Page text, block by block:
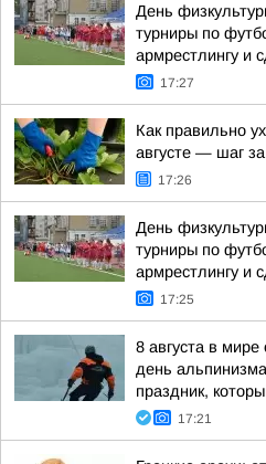
День
турниры по
армрестлингу и
17:27
Как правильно
августе — шаг
17:26
День
турниры по
армрестлингу и
17:25
8 августа в
день
праздник,
17:21